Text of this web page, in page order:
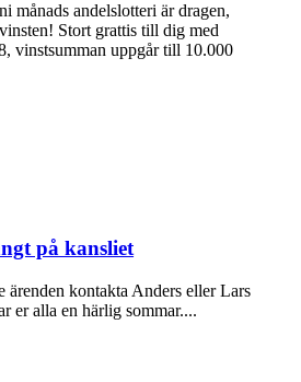
månads andelslotteri är dragen,
Stort grattis till dig med
vinstsumman uppgår till 10.000
på kansliet
ärenden kontakta Anders eller Lars
er alla en härlig sommar....